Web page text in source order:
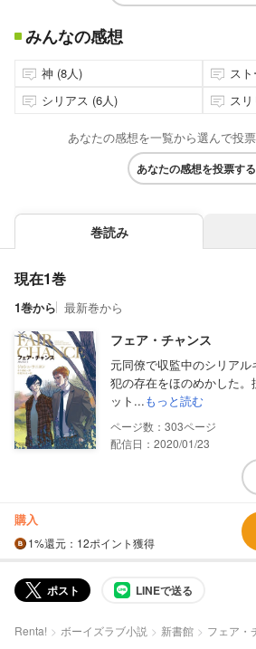
みんなの感想
神 (8人)
ス
シリアス (6人)
ス
あなたの感想を一覧から選んで投票
あなたの感想を投票する
巻読み
現在1巻
1巻から 最新巻から
フェア・チャンス
元同僚で収監中のシリア
犯の存在をほのめかした
ット...もっと読む
303
配信日：2020/01/23
購入
1%還元 ：12ポイント獲得
ポスト LINEで送る
Renta! ボーイズラブ小説 新書館 フェア・